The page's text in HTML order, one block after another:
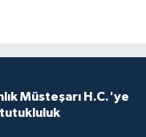
Müsteşarı H.C.'ye